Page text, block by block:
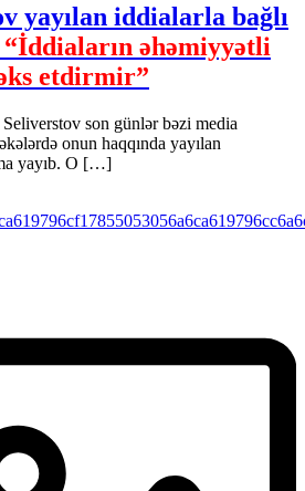
yayılan iddialarla bağlı
“İddiaların əhəmiyyətli
etdirmir”
son günlər bəzi media
onun haqqında yayılan
yayıb. O […]